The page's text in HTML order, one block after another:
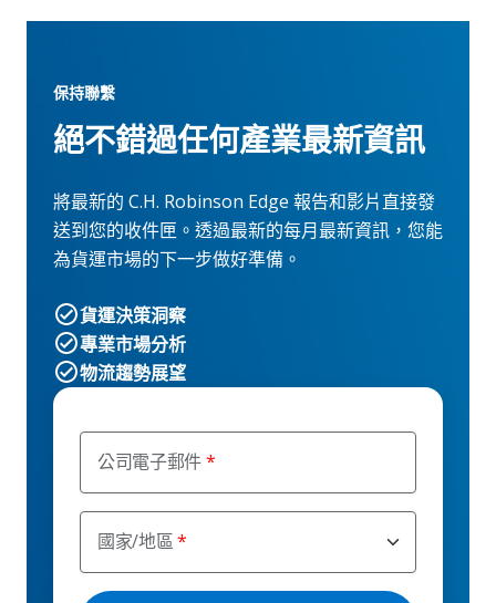
公司電子郵件
國家/地區
保持聯繫
絕不錯過任何產業最新資訊
將最新的 C.H. Robinson Edge 報告和影片直接發
送到您的收件匣。透過最新的每月最新資訊，您能
為貨運市場的下一步做好準備。
貨運決策洞察
專業市場分析
物流趨勢展望